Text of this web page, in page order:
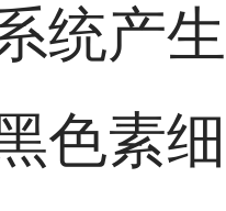
统产
色素